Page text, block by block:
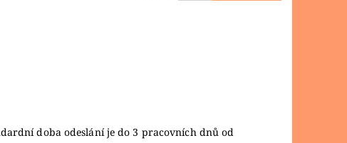
doba odeslání je do 3 pracovních dnů od